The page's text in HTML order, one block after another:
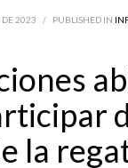
DE 2023 / PUBLISHED IN
la